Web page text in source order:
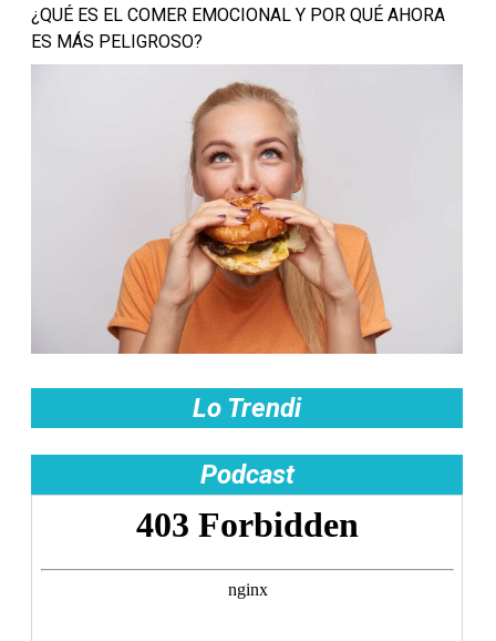
¿QUÉ ES EL COMER EMOCIONAL Y POR QUÉ AHORA
ES MÁS PELIGROSO?
Lo Trendi
Podcast